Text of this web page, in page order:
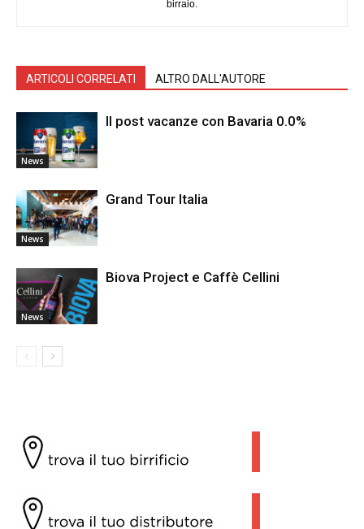
birraio.
ARTICOLI CORRELATI ALTRO DALL'AUTORE
News
Il post vacanze con Bavaria 0.0%
News
Grand Tour Italia
News
Biova Project e Caffè Cellini